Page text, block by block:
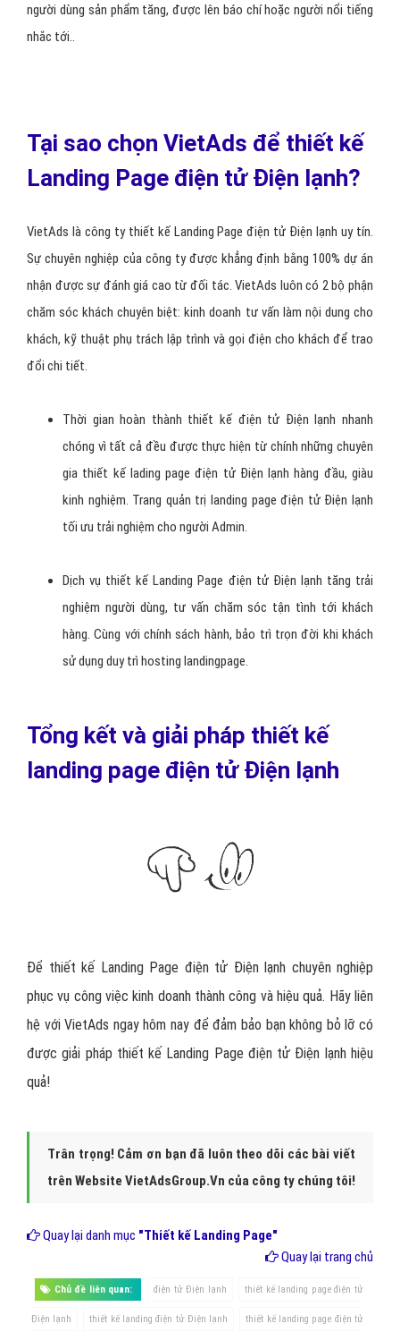
người dùng sản phẩm tăng, được lên báo chí hoặc người nổi tiếng
nhắc tới..
Tại sao chọn VietAds để thiết kế
Landing Page điện tử Điện lạnh?
VietAds là công ty thiết kế Landing Page điện tử Điện lạnh uy tín.
Sự chuyên nghiệp của công ty được khẳng định bằng 100% dự án
nhận được sự đánh giá cao từ đối tác. VietAds luôn có 2 bộ phận
chăm sóc khách chuyên biệt: kinh doanh tư vấn làm nội dung cho
khách, kỹ thuật phụ trách lập trình và gọi điện cho khách để trao
đổi chi tiết.
Thời gian hoàn thành thiết kế điện tử Điện lạnh nhanh
chóng vì tất cả đều được thực hiện từ chính những chuyên
gia thiết kế lading page điện tử Điện lạnh hàng đầu, giàu
kinh nghiệm. Trang quản trị landing page điện tử Điện lạnh
tối ưu trải nghiệm cho người Admin.
Dịch vụ thiết kế Landing Page điện tử Điện lạnh tăng trải
nghiệm người dùng, tư vấn chăm sóc tận tình tới khách
hàng. Cùng với chính sách hành, bảo trì trọn đời khi khách
sử dụng duy trì hosting landingpage.
Tổng kết và giải pháp thiết kế
landing page điện tử Điện lạnh
Để thiết kế Landing Page điện tử Điện lạnh chuyên nghiệp
phục vụ công việc kinh doanh thành công và hiệu quả. Hãy liên
hệ với VietAds ngay hôm nay để đảm bảo bạn không bỏ lỡ có
được giải pháp thiết kế Landing Page điện tử Điện lạnh hiệu
quả!
Trân trọng! Cảm ơn bạn đã luôn theo dõi các bài viết
trên Website VietAdsGroup.Vn của công ty chúng tôi!
Quay lại danh mục "Thiết kế Landing Page"
Quay lại trang chủ
Chủ đề liên quan: điện tử Điện lạnh thiết kế landing page điện tử
Điện lạnh thiết kế landing điện tử Điện lạnh thiết kế landing page điện tử